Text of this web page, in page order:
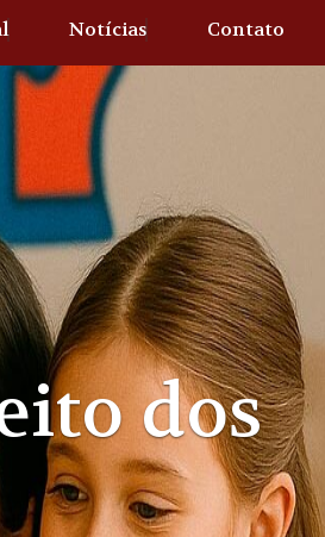
Notícias Contato
de